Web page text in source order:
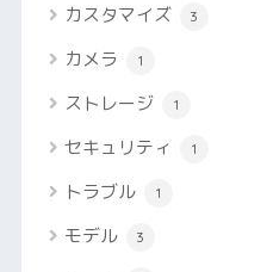
カスタマイズ 3
カメラ 1
ストレージ 1
セキュリティ 1
トラブル 1
モデル 3